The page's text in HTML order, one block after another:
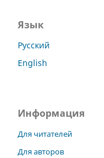
Язык
Русский
English
Информация
Для читателей
Для авторов